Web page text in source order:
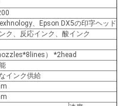
、Epson DX5の印字ヘッド
ク、反応インク、酸インク
） *2head
インク供給